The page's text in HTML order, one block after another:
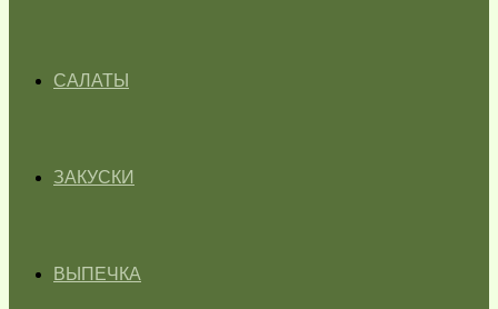
САЛАТЫ
ЗАКУСКИ
ВЫПЕЧКА